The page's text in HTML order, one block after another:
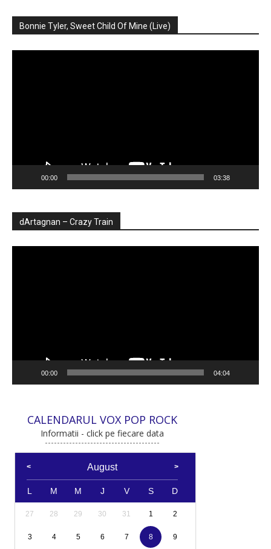
Bonnie Tyler, Sweet Child Of Mine (Live)
00:00 03:38
dArtagnan – Crazy Train
00:00 04:04
CALENDARUL VOX POP ROCK
Informatii - click pe fiecare data
August
L M M J V S D
27 28 29 30 31 1 2
3 4 5 6 7 8 9